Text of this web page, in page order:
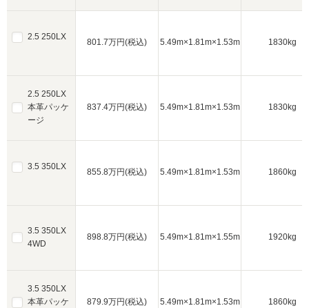
2.5 250LX
2.5 250LX
本革パッケ
ージ
3.5 350LX
3.5 350LX
4WD
3.5 350LX
本革パッケ
801.7万円(税込) 5.49m×1.81m×1.53m 1830kg
837.4万円(税込) 5.49m×1.81m×1.53m 1830kg
855.8万円(税込) 5.49m×1.81m×1.53m 1860kg
898.8万円(税込) 5.49m×1.81m×1.55m 1920kg
879.9万円(税込) 5.49m×1.81m×1.53m 1860kg